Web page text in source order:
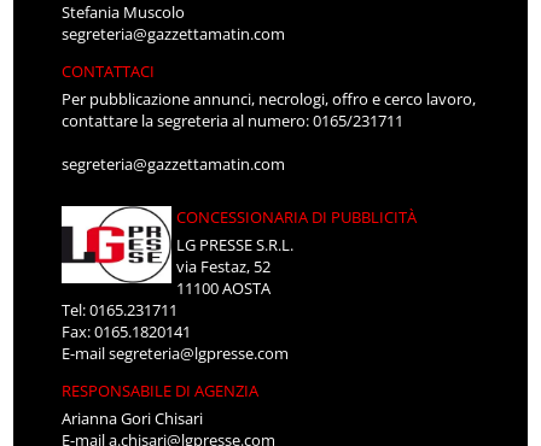
Stefania Muscolo
segreteria@gazzettamatin.com
CONTATTACI
Per pubblicazione annunci, necrologi, offro e cerco lavoro,
contattare la segreteria al numero: 0165/231711
segreteria@gazzettamatin.com
CONCESSIONARIA DI PUBBLICITÀ
LG PRESSE S.R.L.
via Festaz, 52
11100 AOSTA
Tel: 0165.231711
Fax: 0165.1820141
E-mailsegreteria@lgpresse.com
RESPONSABILE DI AGENZIA
Arianna Gori Chisari
E-maila.chisari@lgpresse.com